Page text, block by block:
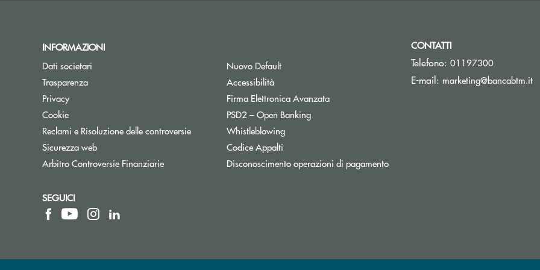
INFORMAZIONI
Dati societari
Trasparenza
Privacy
Cookie
Reclami e Risoluzione delle controversie
Sicurezza web
Arbitro Controversie FinanziarieApre una nuova finestra
Nuovo DefaultApre una nuova finestra
Accessibilità
Firma Elettronica AvanzataApre una nuova finestra
PSD2 – Open BankingApre una nuova finestra
WhistleblowingApre una nuova finestra
Codice Appalti
Disconoscimento operazioni di pagamento
CONTATTI
Telefono: 01197300
E-mail: marketing@bancabtm.it
SEGUICI